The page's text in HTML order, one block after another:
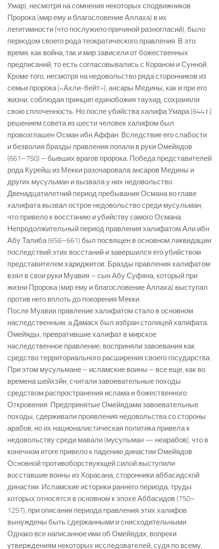
Умар), несмотря на сомнения некоторых сподвижников
Пророка (мир ему и благословение Аллаха) в их
легитимности (что послужило причиной разногласий), было
периодом своего рода теократического правления. В это
время, как война, так и мир зависели от божественных
предписаний, то есть согласовывались с Кораном и Сунной.
Кроме того, несмотря на недовольство ряда сторонников из
семьи пророка («Ахли-бейт»), ансары Медины, как и при его
жизни, соблюдая принцип единобожия таухид, сохраняли
свою сплоченность. Но после убийства халифа Умара (644 г.)
решением совета из шести человек халифом был
провозглашен Осман ибн Аффан. Вследствие его слабости
и безволия бразды правления попали в руки Омейядов
(661–750) – бывших врагов пророка. Победа представителей
рода Курейш из Мекки разочаровала ансаров Медины и
других мусульман и вызвала у них недовольство.
Двенадцатилетний период пребывания Османа во главе
халифата вызвал острое недовольство среди мусульман,
что привело к восстанию и убийству самого Османа.
Непродолжительный период правления халифатом Али ибн
Абу Талиба (656–661) был посвящен в основном ликвидации
последствий этих восстаний и завершился его убийством
представителем хариджитов. Бразды правления халифатом
взял в свои руки Муавия – сын Абу Суфяна, который при
жизни Пророка (мир ему и благословение Аллаха) выступал
против него вплоть до покорения Мекки.
После Муавии правление халифатом стало в основном
наследственным, а Дамаск был избран столицей халифата.
Омейяды, превратившие халифат в мирское
наследственное правление, восприняли завоевания как
средство территориального расширения своего государства.
При этом мусульмане – исламские воины – все еще, как во
времена шейхэйн, считали завоевательные походы
средством распространения ислама и божественного
Откровения. Предпринятые Омейядами завоевательные
походы, сдерживали проявления недовольства со стороны
арабов, но их националистическая политика привела к
недовольству среди мавали (мусульман — неарабов), что в
конечном итоге привело к падению династии Омейядов.
Основной противоборствующей силой выступили
восставшие воины из Хорасана, сторонники аббасидской
династии. Исламские историки раннего периода, труды
которых относятся в основном к эпохе Аббасидов (750–
1257), при описании периода правления этих халифов
вынуждены быть сдержанными и снисходительными.
Однако все написанное ими об Омейядах, вопреки
утверждениям некоторых исследователей, судя по всему,